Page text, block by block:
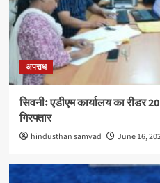
अपराध
सिवनीः एडीएम कार्यालय का रीडर
गिरफ्तार
hindusthan samvad June 16,